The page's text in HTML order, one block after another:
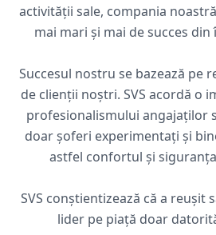
activității sale, compania
mai mari și mai de succes
Succesul nostru se bazează pe
de clienții noștri. SVS acordă o
profesionalismului angajaților
doar șoferi experimentați și
astfel confortul și
SVS conștientizează că a reușit
lider pe piață doar